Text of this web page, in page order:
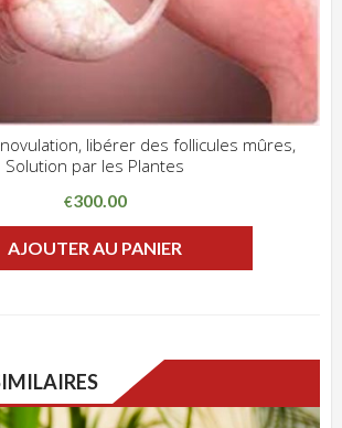
libérer des follicules mûres,
Solution par les Plantes
€300.00
AJOUTER AU PANIER